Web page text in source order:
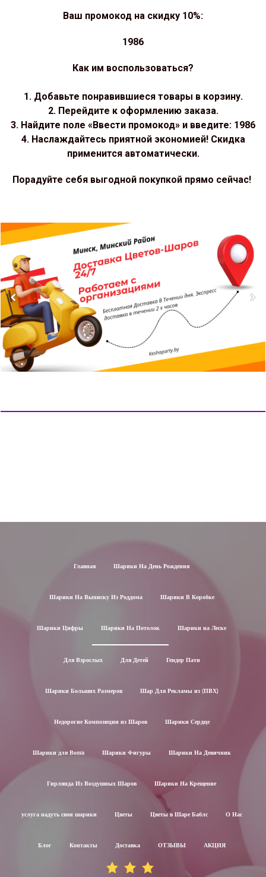
Ваш промокод на скидку 10%:
1986
Как им воспользоваться?
1. Добавьте понравившиеся товары в корзину.
2. Перейдите к оформлению заказа.
3. Найдите поле «Ввести промокод» и введите: 1986
4. Наслаждайтесь приятной экономией! Скидка
применится автоматически.
Порадуйте себя выгодной покупкой прямо сейчас!
Главная Шарики На День Рождения
Шарики На Выписку Из Роддома Шарики В Коробке
Шарики Цифры Шарики На Потолок Шарики на Леске
Для Взрослых Для Детей Гендер Пати
Шарики Больших Размеров Шар Для Рекламы из (ПВХ)
Недорогие Композиции из Шаров Шарики Сердце
Шарики для Воssa Шарики Фигуры Шарики На Девичник
Гирлянда Из Воздушных Шаров Шарики На Крещение
услуга надуть свои шарики Цветы Цветы в Шаре Баблс О Нас
Блог Контакты Доставка ОТЗЫВЫ АКЦИЯ